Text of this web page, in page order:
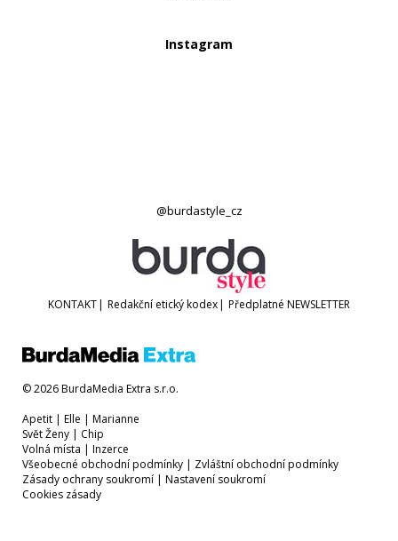
Instagram
@burdastyle_cz
KONTAKT| Redakční etický kodex| Předplatné NEWSLETTER
© 2026 BurdaMedia Extra s.r.o.
Apetit | Elle | Marianne
Svět Ženy | Chip
Volná místa | Inzerce
Všeobecné obchodní podmínky | Zvláštní obchodní podmínky
Zásady ochrany soukromí | Nastavení soukromí
Cookies zásady